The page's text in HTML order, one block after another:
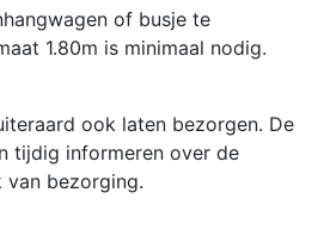
of busje te
1.80m is minimaal nodig.
ook laten bezorgen. De
tijdig informeren over de
van bezorging.